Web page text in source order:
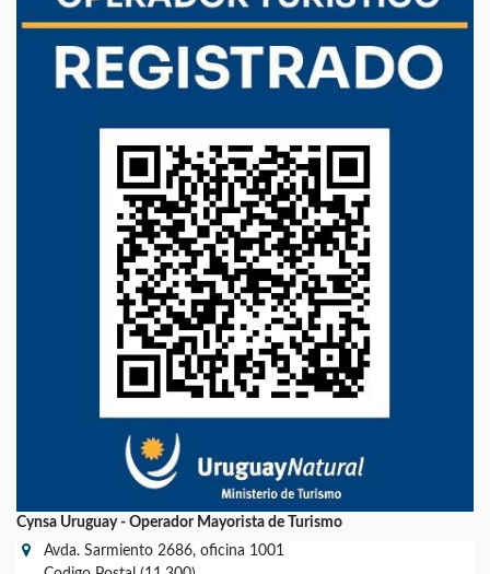
Cynsa Uruguay - Operador Mayorista de Turismo
Avda. Sarmiento 2686, oficina 1001